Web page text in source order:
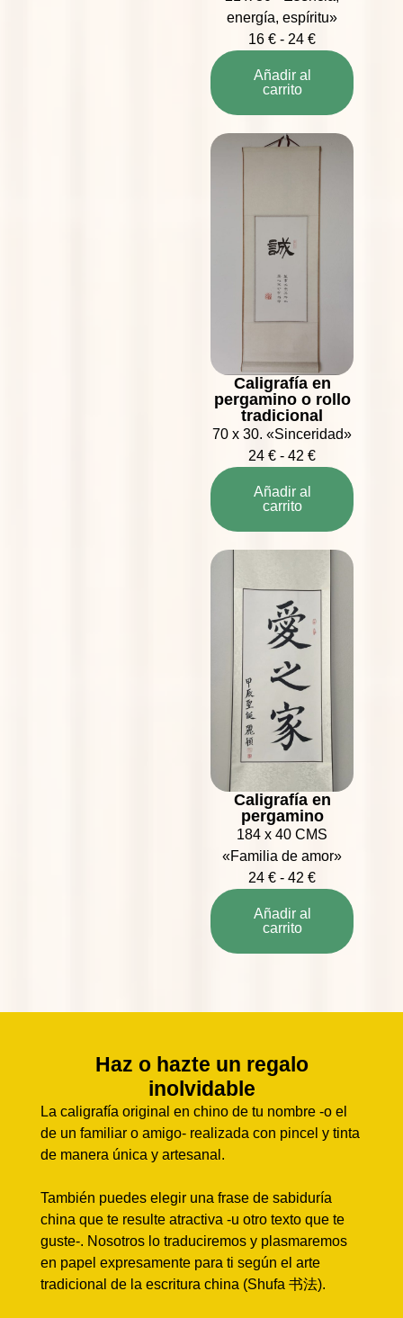
energía, espíritu»
16€ - 24€
Añadir al
carrito
Caligrafía en
pergamino o rollo
tradicional
70 x 30. «Sinceridad»
24€ - 42€
Añadir al
carrito
Caligrafía en
pergamino
184 x 40 CMS
«Familia de amor»
24€ - 42€
Añadir al
carrito
Haz o hazte un regalo
inolvidable
La caligrafía original en chino de tu nombre -o el
de un familiar o amigo- realizada con pincel y tinta
de manera única y artesanal.
También puedes elegir una frase de sabiduría
china que te resulte atractiva -u otro texto que te
guste-. Nosotros lo traduciremos y plasmaremos
en papel expresamente para ti según el arte
tradicional de la escritura china (Shufa 书法).